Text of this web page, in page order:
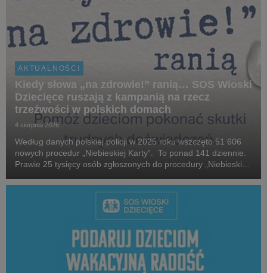
AKTUALNOŚCI
Kiedy słowa „na zdrowie!” ranią… SOS Wioski
Dziecięce ruszają z kampanią na rzecz
trzeźwości w polskich domach
4 sierpnia 2026
Według danych polskiej policji w 2025 roku wszczęto 51 606
nowych procedur „Niebieskiej Karty”. To ponad 141 dziennie.
Prawie 25 tysięcy osób zgłoszonych do procedury „Niebieskiej
pod wpływem alkoholu. W 2025 roku...